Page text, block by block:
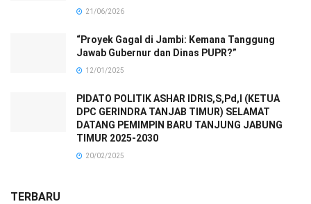
21/06/2026
“Proyek Gagal di Jambi: Kemana Tanggung
Jawab Gubernur dan Dinas PUPR?”
12/01/2025
PIDATO POLITIK ASHAR IDRIS,S,Pd,I (KETUA
DPC GERINDRA TANJAB TIMUR) SELAMAT
DATANG PEMIMPIN BARU TANJUNG JABUNG
TIMUR 2025-2030
20/02/2025
TERBARU